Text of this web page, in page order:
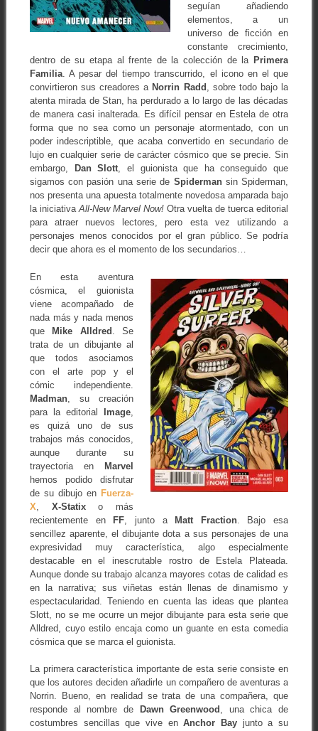
seguían añadiendo
elementos, a un
universo de ficción en
constante crecimiento,
dentro de su etapa al frente de la colección de la Primera
Familia. A pesar del tiempo transcurrido, el icono en el que
convirtieron sus creadores a Norrin Radd , sobre todo bajo la
atenta mirada de Stan, ha perdurado a lo largo de las décadas
de manera casi inalterada. Es difícil pensar en Estela de otra
forma que no sea como un personaje atormentado, con un
poder indescriptible, que acaba convertido en secundario de
lujo en cualquier serie de carácter cósmico que se precie. Sin
embargo,
Dan Slott, el guionista que ha conseguido que
sigamos con pasión una serie de Spidermansin Spiderman,
nos presenta una apuesta totalmente novedosa amparada bajo
la iniciativaAll-New Marvel Now! Otra vuelta de tuerca editorial
para atraer nuevos lectores, pero esta vez utilizando a
personajes menos conocidos por el gran público. Se podría
decir que ahora es el momento de los secundarios…
En esta aventura
cósmica, el guionista
viene acompañado de
nada más y nada menos
que
Mike Alldred
. Se
trata de un dibujante al
que todos asociamos
con el arte pop y el
cómic independiente.
Madman, su creación
para la editorial
Image
es quizá uno de sus
trabajos más conocidos,
aunque durante su
trayectoria en
Marvel
hemos podido disfrutar
de su dibujo en Fuerza-
X
X-Statixo más
recientemente en
FF , junto a Matt Fraction. Bajo esa
sencillez aparente, el dibujante dota a sus personajes de una
expresividad muy característica, algo especialmente
destacable en el inescrutable rostro de Estela Plateada.
Aunque donde su trabajo alcanza mayores cotas de calidad es
en la narrativa; sus viñetas están llenas de dinamismo y
espectacularidad. Teniendo en cuenta las ideas que plantea
Slott, no se me ocurre un mejor dibujante para esta serie que
Alldred, cuyo estilo encaja como un guante en esta comedia
cósmica que se marca el guionista.
La primera característica importante de esta serie consiste en
que los autores deciden añadirle un compañero de aventuras a
Norrin. Bueno, en realidad se trata de una compañera, que
responde al nombre de
Dawn Greenwood , una chica de
costumbres sencillas que vive enAnchor Bay junto a su